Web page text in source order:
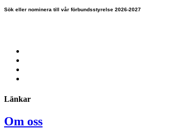
Sök eller nominera till vår förbundsstyrelse 2026-2027
Länkar
Om oss